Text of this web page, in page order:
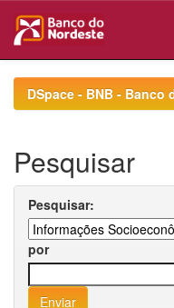
navigationDSpace - BNB - Banco
Pesquisar
Pesquisar:
por